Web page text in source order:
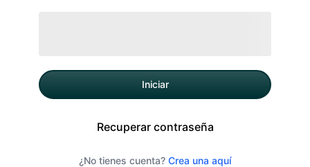
Iniciar
Recuperar contraseña
¿No tienes cuenta? Crea una aquí